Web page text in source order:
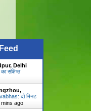
Delhi
संक्षिप्त
दो मिनट
ago